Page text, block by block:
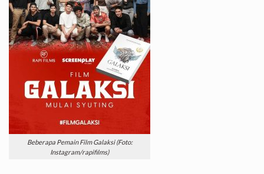
Beberapa Pemain Film Galaksi (Foto:
Instagram/rapifilms)